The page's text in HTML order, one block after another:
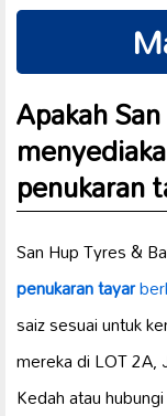
Apakah
penukaran
San Hup Tyres &
penukaran tayar
saiz sesuai untuk
mereka di LOT 2A,
Kedah atau